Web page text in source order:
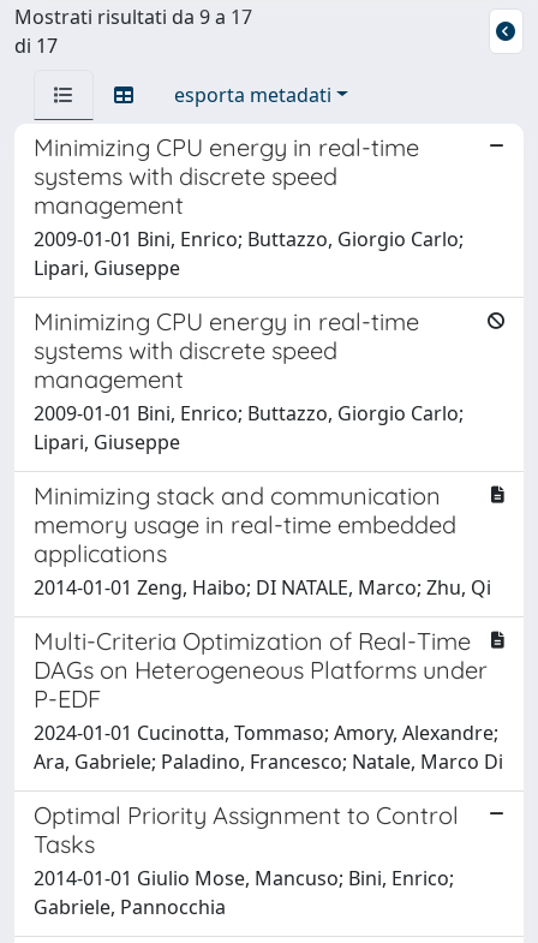
Mostrati risultati da 9 a 17
di 17
esporta metadati
Minimizing CPU energy in real-time
systems with discrete speed
management
2009-01-01 Bini, Enrico; Buttazzo, Giorgio Carlo;
Lipari, Giuseppe
Minimizing CPU energy in real-time
systems with discrete speed
management
2009-01-01 Bini, Enrico; Buttazzo, Giorgio Carlo;
Lipari, Giuseppe
Minimizing stack and communication
memory usage in real-time embedded
applications
2014-01-01 Zeng, Haibo; DI NATALE, Marco; Zhu, Qi
Multi-Criteria Optimization of Real-Time
DAGs on Heterogeneous Platforms under
P-EDF
2024-01-01 Cucinotta, Tommaso; Amory, Alexandre;
Ara, Gabriele; Paladino, Francesco; Natale, Marco Di
Optimal Priority Assignment to Control
Tasks
2014-01-01 Giulio Mose, Mancuso; Bini, Enrico;
Gabriele, Pannocchia